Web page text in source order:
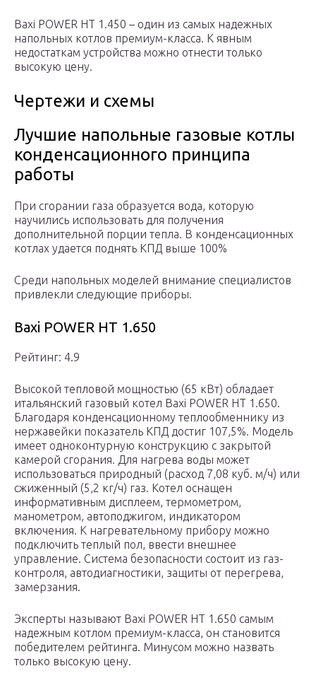
Baxi POWER HT 1.450 – один из самых надежных
напольных котлов премиум-класса. К явным
недостаткам устройства можно отнести только
высокую цену.
Чертежи и схемы
Лучшие напольные газовые котлы
конденсационного принципа
работы
При сгорании газа образуется вода, которую
научились использовать для получения
дополнительной порции тепла. В конденсационных
котлах удается поднять КПД выше 100%
Среди напольных моделей внимание специалистов
привлекли следующие приборы.
Baxi POWER HT 1.650
Рейтинг: 4.9
Высокой тепловой мощностью (65 кВт) обладает
итальянский газовый котел Baxi POWER HT 1.650.
Благодаря конденсационному теплообменнику из
нержавейки показатель КПД достиг 107,5%. Модель
имеет одноконтурную конструкцию с закрытой
камерой сгорания. Для нагрева воды может
использоваться природный (расход 7,08 куб. м/ч) или
сжиженный (5,2 кг/ч) газ. Котел оснащен
информативным дисплеем, термометром,
манометром, автоподжигом, индикатором
включения. К нагревательному прибору можно
подключить теплый пол, ввести внешнее
управление. Система безопасности состоит из газ-
контроля, автодиагностики, защиты от перегрева,
замерзания.
Эксперты называют Baxi POWER HT 1.650 самым
надежным котлом премиум-класса, он становится
победителем рейтинга. Минусом можно назвать
только высокую цену.